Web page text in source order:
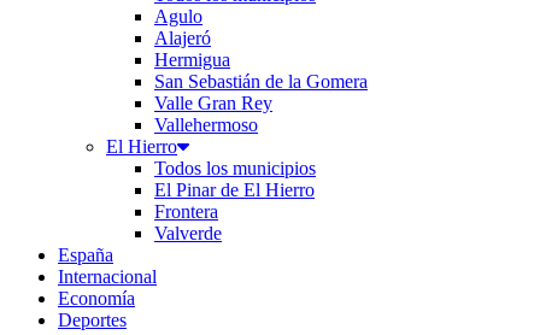
Agulo
Alajeró
Hermigua
San Sebastián de la Gomera
Valle Gran Rey
Vallehermoso
El Hierro
Todos los municipios
El Pinar de El Hierro
Frontera
Valverde
España
Internacional
Economía
Deportes